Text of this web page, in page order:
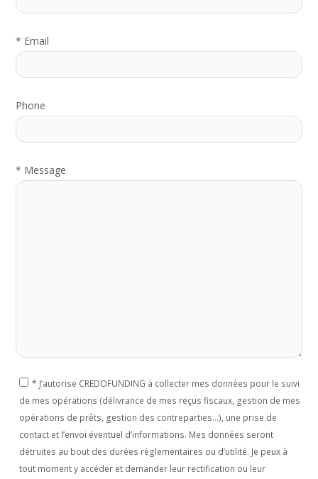
* Email
Phone
* Message
* J’autorise CREDOFUNDING à collecter mes données pour le suivi
de mes opérations (délivrance de mes reçus fiscaux, gestion de mes
opérations de prêts, gestion des contreparties...), une prise de
contact et l’envoi éventuel d’informations. Mes données seront
détruites au bout des durées règlementaires ou d’utilité. Je peux à
tout moment y accéder et demander leur rectification ou leur